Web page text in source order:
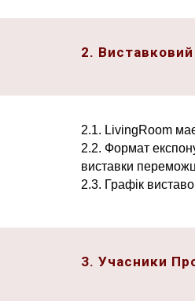
2. Виставковий
2.1. LivingRoom має
2.2. Формат
виставки
2.3. Графік
3. Учасники